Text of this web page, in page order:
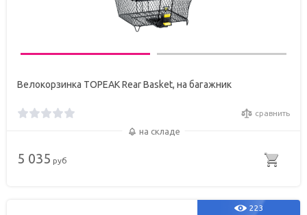
Велокорзинка TOPEAK Rear Basket, на багажник
сравнить
на складе
5 035 руб
223